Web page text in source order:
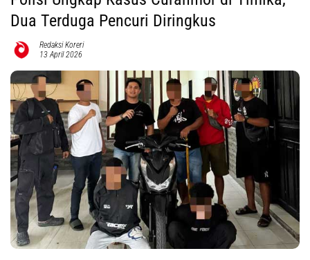
Dua Terduga Pencuri Diringkus
Redaksi Koreri
13 April 2026